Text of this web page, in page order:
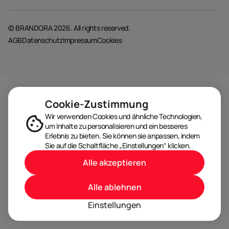
© BRANDORA 2026. All rights reserved.
AGBDatenschutzImpressumCookies
Cookie-Zustimmung
Wir verwenden Cookies und ähnliche Technologien,
um Inhalte zu personalisieren und ein besseres
Erlebnis zu bieten. Sie können sie anpassen, indem
Sie auf die Schaltfläche „Einstellungen“ klicken.
Einstellungen
Alle ablehnen
Alle akzeptieren